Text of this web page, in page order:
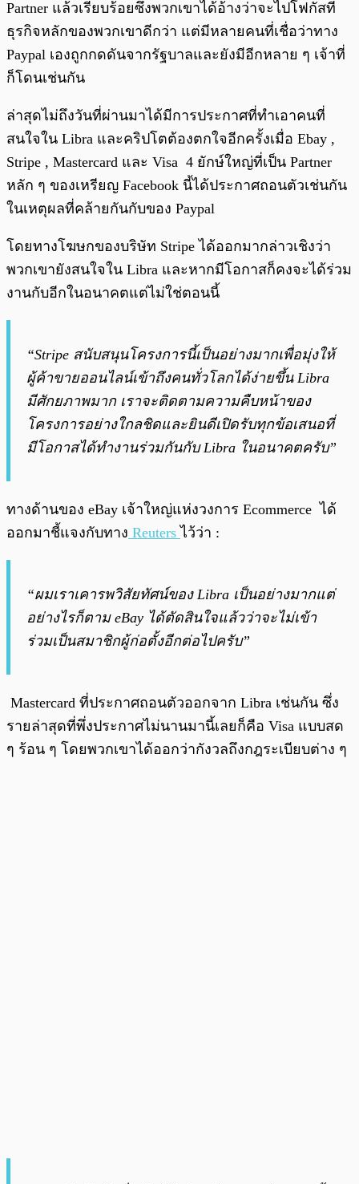
Partner แล้วเรียบร้อยซึ่งพวกเขาได้อ้างว่าจะไปโฟกัสที่
ธุรกิจหลักของพวกเขาดีกว่า แต่มีหลายคนที่เชื่อว่าทาง
Paypal เองถูกกดดันจากรัฐบาลและยังมีอีกหลาย ๆ เจ้าที่
ก็โดนเช่นกัน
ล่าสุดไม่ถึงวันที่ผ่านมาได้มีการประกาศที่ทำเอาคนที่
สนใจใน Libra และคริปโตต้องตกใจอีกครั้งเมื่อ Ebay ,
Stripe , Mastercard และ Visa 4 ยักษ์ใหญ่ที่เป็น Partner
หลัก ๆ ของเหรียญ Facebook นี้ได้ประกาศถอนตัวเช่นกัน
ในเหตุผลที่คล้ายกันกับของ Paypal
โดยทางโฆษกของบริษัท Stripe ได้ออกมากล่าวเชิงว่า
พวกเขายังสนใจใน Libra และหากมีโอกาสก็คงจะได้ร่วม
งานกับอีกในอนาคตแต่ไม่ใช่ตอนนี้
“Stripe สนับสนุนโครงการนี้เป็นอย่างมากเพื่อมุ่งให้
ผู้ค้าขายออนไลน์เข้าถึงคนทั่วโลกได้ง่ายขึ้น Libra
มีศักยภาพมาก เราจะติดตามความคืบหน้าของ
โครงการอย่างใกลชิดและยินดีเปิดรับทุกข้อเสนอที่
มีโอกาสได้ทำงานร่วมกันกับ Libra ในอนาคตครับ”
ทางด้านของ eBay เจ้าใหญ่แห่งวงการ Ecommerce ได้
ออกมาชี้แจงกับทาง Reuters ไว้ว่า :
“ผมเราเคารพวิสัยทัศน์ของ Libra เป็นอย่างมากแต่
อย่างไรก็ตาม eBay ได้ตัดสินใจแล้วว่าจะไม่เข้า
ร่วมเป็นสมาชิกผู้ก่อตั้งอีกต่อไปครับ”
Mastercard ที่ประกาศถอนตัวออกจาก Libra เช่นกัน ซึ่ง
รายล่าสุดที่พึ่งประกาศไม่นานมานี้เลยก็คือ Visa แบบสด
ๆ ร้อน ๆ โดยพวกเขาได้ออกว่ากังวลถึงกฎระเบียบต่าง ๆ